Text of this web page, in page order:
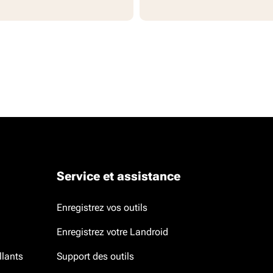
Service et assistance
Enregistrez vos outils
Enregistrez votre Landroid
Support des outils